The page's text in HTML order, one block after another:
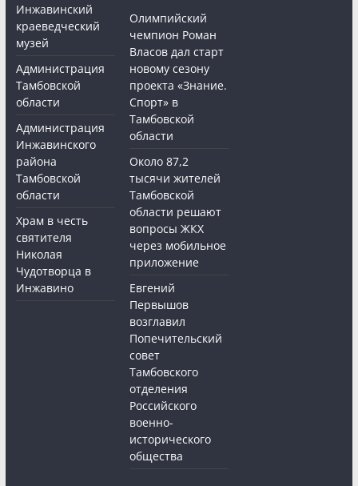
Инжавинский
краеведческий
музей
Администрация
Тамбовской
области
Администрация
Инжавинского
района
Тамбовской
области
Храм в честь
святителя
Николая
Чудотворца в
Инжавино
Олимпийский
чемпион Роман
Власов дал старт
новому сезону
проекта «Знание.
Спорт» в
Тамбовской
области
Около 87,2
тысячи жителей
Тамбовской
области решают
вопросы ЖКХ
через мобильное
приложение
Евгений
Первышов
возглавил
Попечительский
совет
Тамбовского
отделения
Российского
военно-
исторического
общества